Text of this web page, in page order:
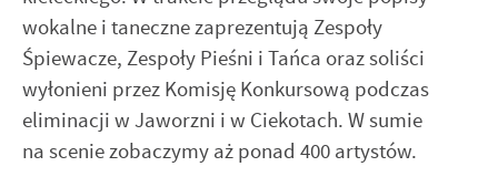
wokalne i taneczne zaprezentują Zespoły
Śpiewacze, Zespoły Pieśni i Tańca oraz soliści
wyłonieni przez Komisję Konkursową podczas
eliminacji w Jaworzni i w Ciekotach. W sumie
na scenie zobaczymy aż ponad 400 artystów.
komunikatów na podstawie analizy Twoich upodobań oraz
Twoich zwyczajów dotyczących przeglądanej witryny
internetowej. Treści promocyjne mogą pojawić się na stronach
podmiotów trzecich lub firm będących naszymi partnerami oraz
innych dostawców usług. Firmy te działają w charakterze
pośredników prezentujących nasze treści w postaci wiadomości,
ofert, komunikatów mediów społecznościowych.